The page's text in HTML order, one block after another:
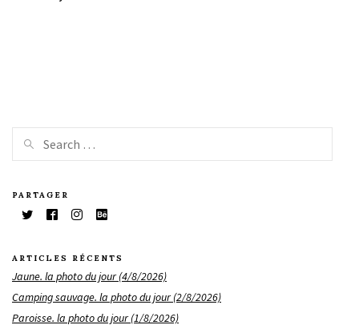
PARTAGER
ARTICLES RÉCENTS
Jaune. la photo du jour (4/8/2026)
Camping sauvage. la photo du jour (2/8/2026)
Paroisse. la photo du jour (1/8/2026)